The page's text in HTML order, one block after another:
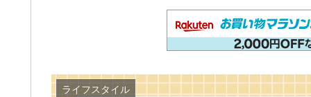
ライフスタイル